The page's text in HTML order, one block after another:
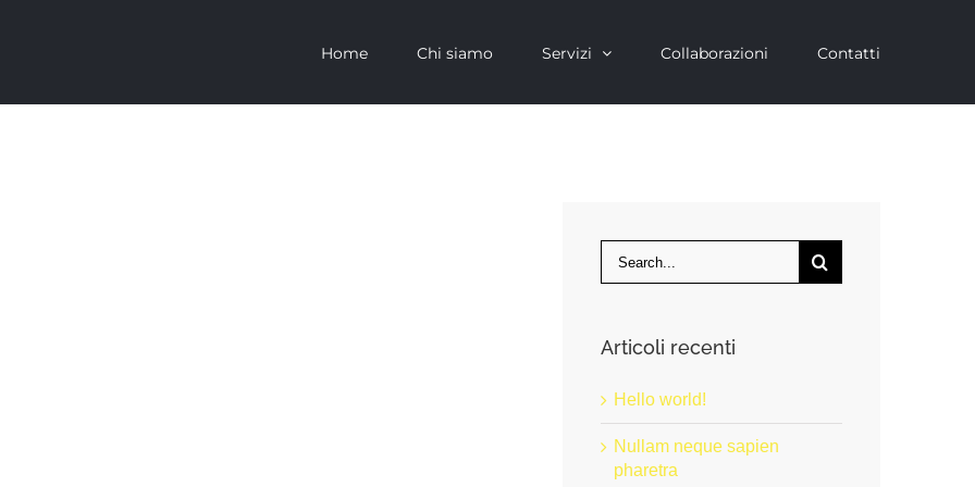
Home Chi siamo Servizi Collaborazioni Contatti
Articoli recenti
Hello world!
Nullam neque sapien
pharetra